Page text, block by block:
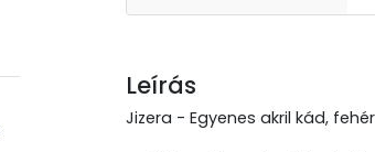
Leírás
Jizera - Egyenes akril kád,